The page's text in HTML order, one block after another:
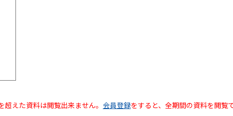
えた資料は閲覧出来ません。 会員登録をすると、全期間の資料を閲覧